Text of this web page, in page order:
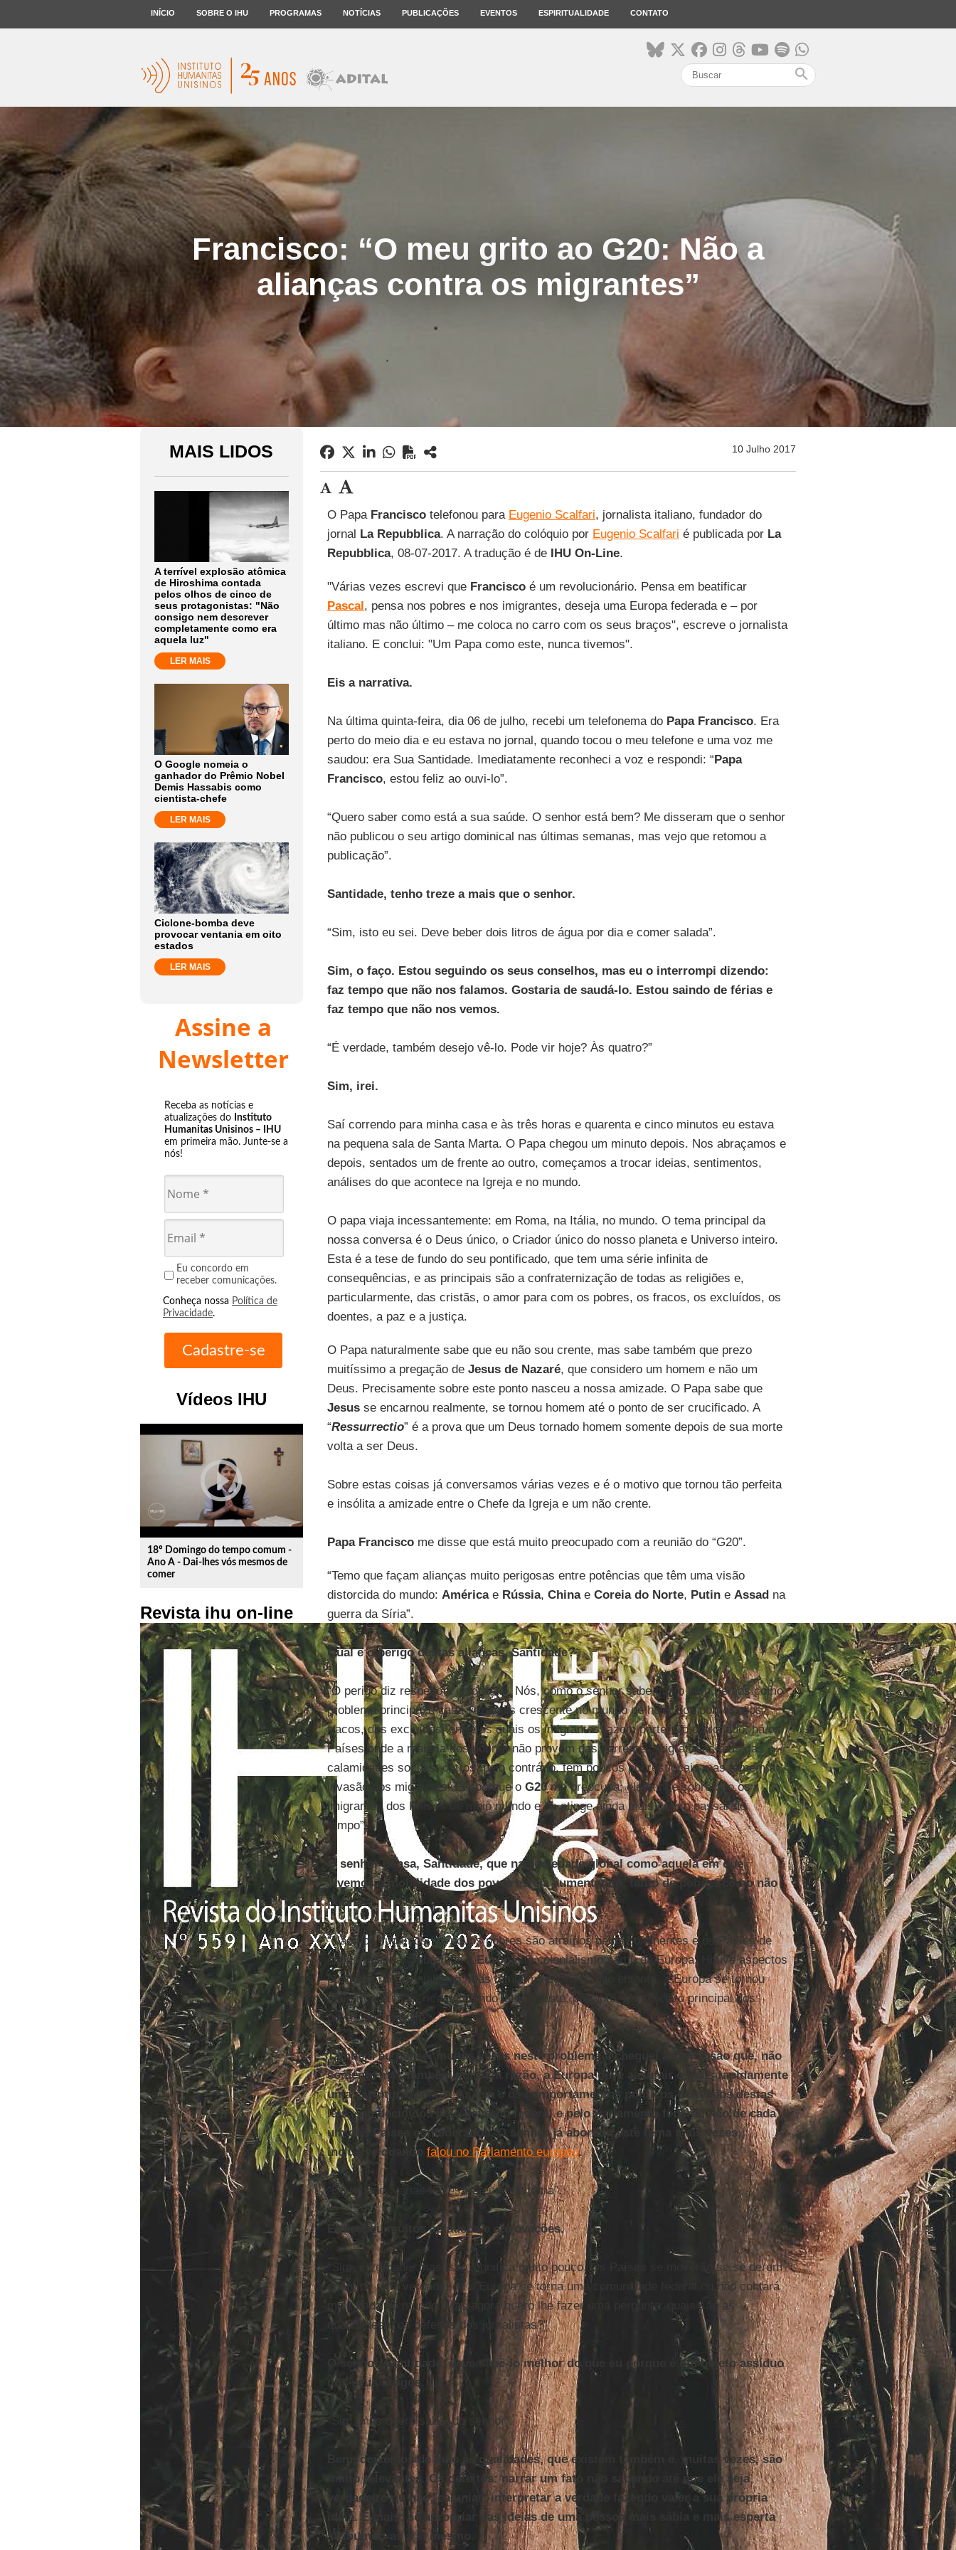
INÍCIO SOBRE O IHU PROGRAMAS NOTÍCIAS PUBLICAÇÕES EVENTOS ESPIRITUALIDADE CONTATO
search
Francisco: “O meu grito ao G20: Não a
alianças contra os migrantes”
MAIS LIDOS
A terrível explosão atômica
de Hiroshima contada
pelos olhos de cinco de
seus protagonistas: "Não
consigo nem descrever
completamente como era
aquela luz"
LER MAIS
O Google nomeia o
ganhador do Prêmio Nobel
Demis Hassabis como
cientista-chefe
LER MAIS
Ciclone-bomba deve
provocar ventania em oito
estados
LER MAIS
Assine a
Newsletter
Receba as notícias e
atualizações do Instituto
Humanitas Unisinos – IHU
em primeira mão. Junte-se a
nós!
Eu concordo em
receber comunicações.
Conheça nossa Política de
Privacidade.
Vídeos IHU
play_circle_outline
18º Domingo do tempo comum -
Ano A - Dai-lhes vós mesmos de
comer
Revista ihu on-line
10 Julho 2017
O Papa Franciscotelefonou para Eugenio Scalfari, jornalista italiano, fundador do
jornal La Repubblica. A narração do colóquio por Eugenio Scalfari é publicada por La
Repubblica, 08-07-2017. A tradução é de IHU On-Line.
"Várias vezes escrevi que Franciscoé um revolucionário. Pensa em beatificar
Pascal, pensa nos pobres e nos imigrantes, deseja uma Europa federada e – por
último mas não último – me coloca no carro com os seus braços", escreve o jornalista
italiano. E conclui: "Um Papa como este, nunca tivemos".
Eis a narrativa.
Na última quinta-feira, dia 06 de julho, recebi um telefonema do Papa Francisco. Era
perto do meio dia e eu estava no jornal, quando tocou o meu telefone e uma voz me
saudou: era Sua Santidade. Imediatamente reconheci a voz e respondi: “Papa
Francisco, estou feliz ao ouvi-lo”.
“Quero saber como está a sua saúde. O senhor está bem? Me disseram que o senhor
não publicou o seu artigo dominical nas últimas semanas, mas vejo que retomou a
publicação”.
Santidade, tenho treze a mais que o senhor.
“Sim, isto eu sei. Deve beber dois litros de água por dia e comer salada”.
Sim, o faço. Estou seguindo os seus conselhos, mas eu o interrompi dizendo:
faz tempo que não nos falamos. Gostaria de saudá-lo. Estou saindo de férias e
faz tempo que não nos vemos.
“É verdade, também desejo vê-lo. Pode vir hoje? Às quatro?”
Sim, irei.
Saí correndo para minha casa e às três horas e quarenta e cinco minutos eu estava
na pequena sala de Santa Marta. O Papa chegou um minuto depois. Nos abraçamos e
depois, sentados um de frente ao outro, começamos a trocar ideias, sentimentos,
análises do que acontece na Igreja e no mundo.
O papa viaja incessantemente: em Roma, na Itália, no mundo. O tema principal da
nossa conversa é o Deus único, o Criador único do nosso planeta e Universo inteiro.
Esta é a tese de fundo do seu pontificado, que tem uma série infinita de
consequências, e as principais são a confraternização de todas as religiões e,
particularmente, das cristãs, o amor para com os pobres, os fracos, os excluídos, os
doentes, a paz e a justiça.
O Papa naturalmente sabe que eu não sou crente, mas sabe também que prezo
muitíssimo a pregação de Jesus de Nazaré, que considero um homem e não um
Deus. Precisamente sobre este ponto nasceu a nossa amizade. O Papa sabe que
Jesusse encarnou realmente, se tornou homem até o ponto de ser crucificado. A
“Ressurrectio” é a prova que um Deus tornado homem somente depois de sua morte
volta a ser Deus.
Sobre estas coisas já conversamos várias vezes e é o motivo que tornou tão perfeita
e insólita a amizade entre o Chefe da Igreja e um não crente.
Papa Franciscome disse que está muito preocupado com a reunião do “G20”.
“Temo que façam alianças muito perigosas entre potências que têm uma visão
distorcida do mundo: Américae Rússia, Chinae Coreia do Norte, Putine Assadna
guerra da Síria”.
Qual é o perigo destas alianças, Santidade?
“O perigo diz respeito à imigração. Nós, como o senhor sabe muito bem, temos como
problema principal e cada vez mais crescente no mundo de hoje, dos pobres, dos
fracos, dos excluídos, entre os quais os imigrantes fazem parte. Do outro lado, há os
Países onde a maioria dos pobres não provém das correntes migratórias mas das
calamidades sociais; outros, pelo contrário, têm poucos pobres locais mas temem a
invasão dos migrantes. Eis porque o G20me preocupa; ele atinge sobretudo os
imigrantes dos Países de meio mundo e os atinge ainda mais com o passar do
tempo”.
O senhor pensa, Santidade, que na sociedade global como aquela em que
vivemos a mobilidade dos povos esteja aumentando, tanto de pobres como não
pobres?
“Não nos iludamos: os povos pobres são atraídos pelos continentes e os Países de
antiga riqueza. Sobretudo aEuropa. O colonialismo partiu da Europa. Houve aspectos
positivos no colonialismo, mas também negativos. No entanto, a Europa se tornou
mais rica, a mais rica do mundo inteiro. Este, portanto, é o objetivo principal dos
povos que migram”.
Também eu pensei muitas vezes neste problema e cheguei à conclusão que, não
somente mas também por esta razão, a Europa deve assumir o mais rapidamente
uma estrutura federal. As leis e os comportamentos políticos derivados destas
leis, são decididos pelo governo federal e pelo Parlamento federal, não de cada
um dos Países confederados. O senhor já abordou este tema mais vezes,
inclusive quando falou no Parlamento europeu.
“É verdade, várias vezes tratei deste tema”.
E recebeu muitos aplausos e até ovações.
“Sim, é verdade, mas isso significa muito pouco. Os Países se moverão se se derem
conta de uma verdade: ou a Europa se torna uma comunidade federal ou não contará
mais nada no mundo. Mas agora quero lhe fazer uma pergunta: quais são as
qualidades e os defeitos dos jornalistas?"
O senhor, Santidade, deve sabê-lo melhor do que eu porque é um objeto assíduo
dos seus artigos.
“Sim, mas quero saber do senhor”.
Bem, deixemos de lado as qualidades, que existem também e, muitas vezes, são
muito relevantes. Os defeitos: narrar um fato não sabendo até que ele seja
verdadeiro ou não; caluniar; interpretar a verdade fazendo valer a sua própria
ideia. E mais: se apropriar das ideias de uma pessoa mais sábia e mais esperta
atribuindo-as a si mesmo.